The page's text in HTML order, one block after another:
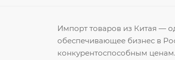
Импорт товаров из Китая —
обеспечивающее бизнес в
конкурентоспособным